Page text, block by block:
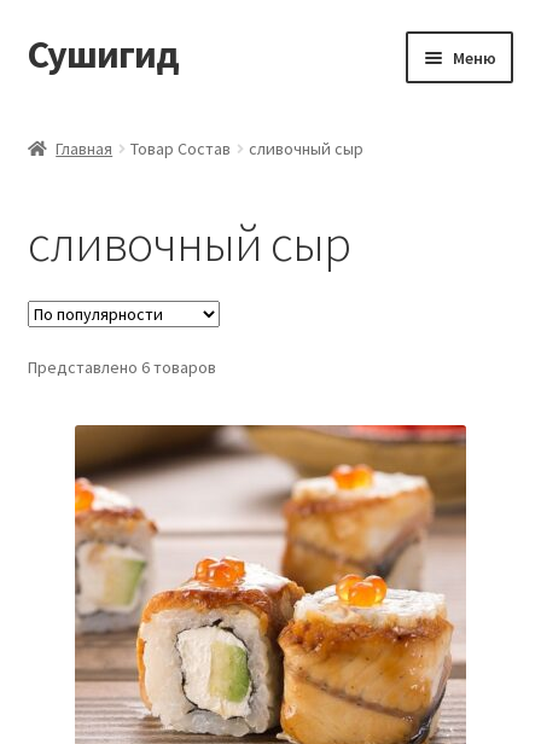
Перейти
к
Перейти
к
Сушигид Меню
Пример страницы
Главная Товар Состав сливочный сыр
сливочный сыр
Представлено 6 товаров